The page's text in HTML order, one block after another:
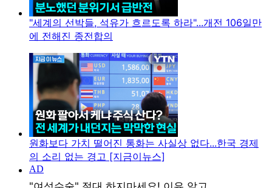
"세계의 선박들, 석유가 흐르도록 하라"...개전 106일만
에 전해진 종전합의
원화보다 가치 떨어진 통화는 사실상 없다...한국 경제
의 소리 없는 경고 [지금이뉴스]